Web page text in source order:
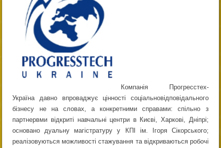
Компанія Прогресстех-
Україна давно впроваджує цінності соціальновідповідального
бізнесу не на словах, а конкретними справами: спільно з
партнервми відкриті навчальні центри в Києві, Харкові, Дніпрі;
основано дуальну магістратуру у КПІ ім. Ігоря Сікорського;
реалізовуються можливості стажування та відкриваються робочі